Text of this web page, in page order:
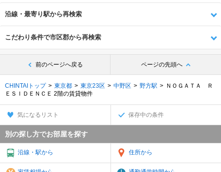
沿線・最寄り駅から再検索
こだわり条件で市区郡から再検索
前のページへ戻る ページの先頭へ
CHINTAIトップ 東京都 東京23区 中野区 野方駅
ＮＯＧＡＴＡ Ｒ
ＥＳＩＤＥＮＣＥ 2階の賃貸物件
気になるリスト 保存中の条件
別の探し方でお部屋を探す
沿線・駅から 住所から